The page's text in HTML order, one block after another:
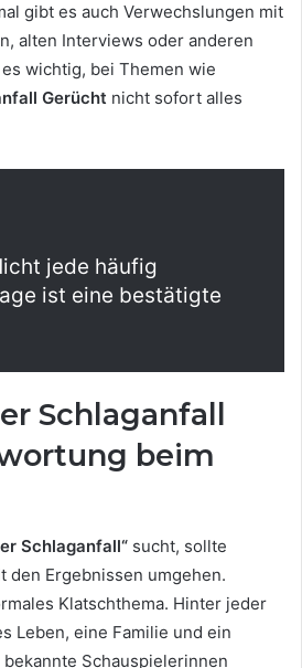
gibt es auch Verwechslungen mit
alten Interviews oder anderen
wichtig, bei Themen wie
Gerücht nicht sofort alles
jede häufig
ist eine bestätigte
Schlaganfall
beim
Schlaganfall“ sucht, sollte
Ergebnissen umgehen.
Klatschthema. Hinter jeder
Leben, eine Familie und ein
Schauspielerinnen